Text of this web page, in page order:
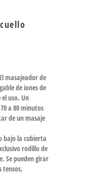
masajeador de
de iones de
uso. Un
a 80 minutos
de un masaje
bajo la cubierta
rodillo de
Se pueden girar
tensos,